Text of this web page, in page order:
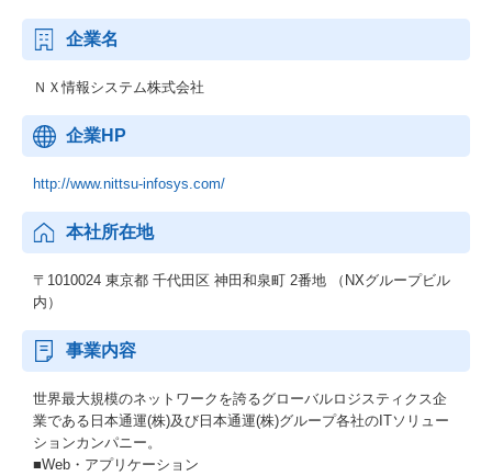
企業名
ＮＸ情報システム株式会社
企業HP
http://www.nittsu-infosys.com/
本社所在地
〒1010024 東京都 千代田区 神田和泉町 2番地 （NXグループビル
内）
事業内容
世界最大規模のネットワークを誇るグローバルロジスティクス企
業である日本通運(株)及び日本通運(株)グループ各社のITソリュー
ションカンパニー。
■Web・アプリケーション